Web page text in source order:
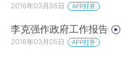
2016年03月05日 APP打开
李克强作政府工作报告
2016年03月05日 APP打开